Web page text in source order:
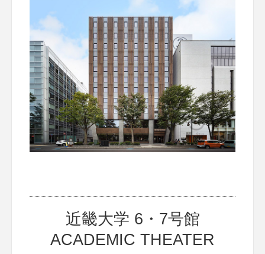
近畿大学 6・7号館
ACADEMIC THEATER